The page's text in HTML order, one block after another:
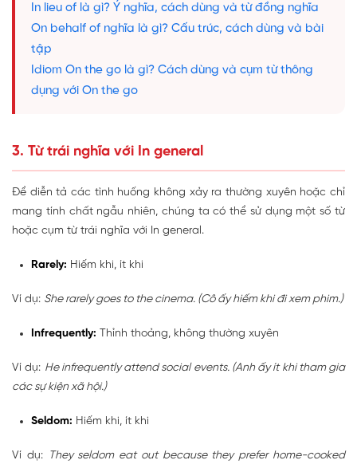
In lieu of là gì? Ý nghĩa, cách dùng và từ đồng nghĩa
On behalf of nghĩa là gì? Cấu trúc, cách dùng và bài
tập
Idiom On the go là gì? Cách dùng và cụm từ thông
dụng với On the go
3. Từ trái nghĩa với In general
Để diễn tả các tình huống không xảy ra thường xuyên hoặc chỉ
mang tính chất ngẫu nhiên, chúng ta có thể sử dụng một số từ
hoặc cụm từ trái nghĩa với In general.
Rarely: Hiếm khi, ít khi
Ví dụ: She rarely goes to the cinema. (Cô ấy hiếm khi đi xem phim.)
Infrequently: Thỉnh thoảng, không thường xuyên
Ví dụ: He infrequently attend social events. (Anh ấy ít khi tham gia
các sự kiện xã hội.)
Seldom: Hiếm khi, ít khi
Ví dụ:
They seldom eat out because they prefer home-cooked